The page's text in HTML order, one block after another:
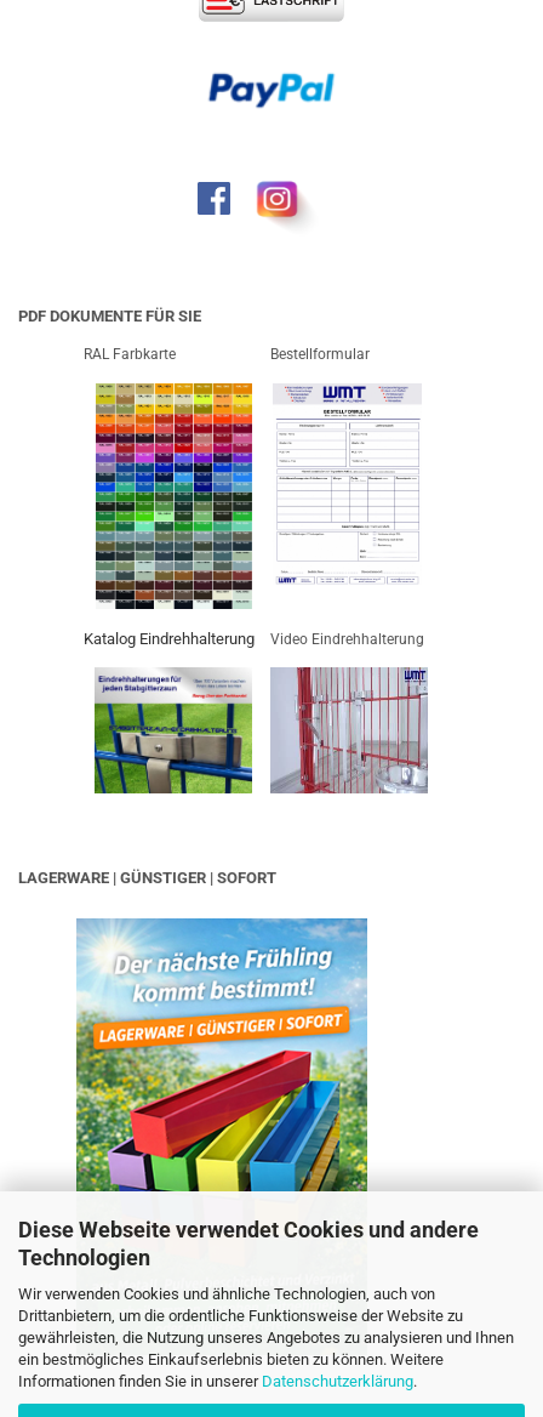
Diese Webseite verwendet Cookies und andere
Technologien
Wir verwenden Cookies und ähnliche Technologien, auch von
Drittanbietern, um die ordentliche Funktionsweise der Website zu
gewährleisten, die Nutzung unseres Angebotes zu analysieren und Ihnen
ein bestmögliches Einkaufserlebnis bieten zu können. Weitere
Informationen finden Sie in unserer Datenschutzerklärung.
PDF DOKUMENTE FÜR SIE
RAL Farbkarte Bestellformular
Katalog Eindrehhalterung Video Eindrehhalterung
LAGERWARE | GÜNSTIGER | SOFORT